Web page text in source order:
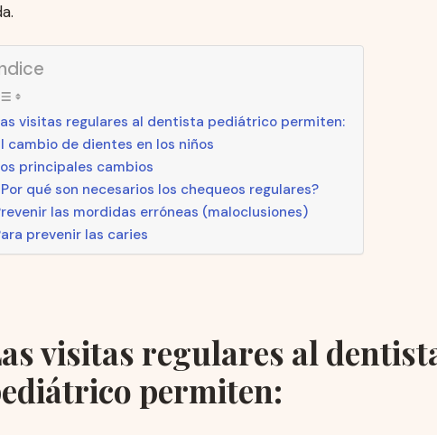
visitas regulares al dentista pediátrico permiten:
cambio de dientes en los niños
principales cambios
qué son necesarios los chequeos regulares?
las mordidas erróneas (maloclusiones)
prevenir las caries
visitas regulares al
permiten: